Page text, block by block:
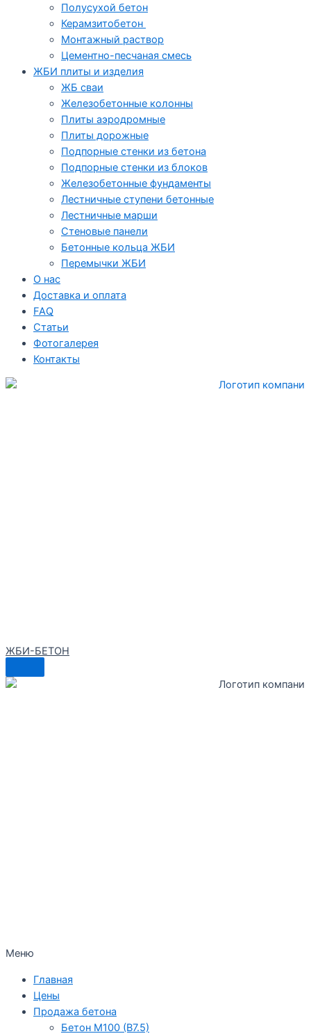
Полусухой бетон
Керамзитобетон
Монтажный раствор
Цементно-песчаная смесь
ЖБИ плиты и изделия
ЖБ сваи
Железобетонные колонны
Плиты аэродромные
Плиты дорожные
Подпорные стенки из бетона
Подпорные стенки из блоков
Железобетонные фундаменты
Лестничные ступени бетонные
Лестничные марши
Стеновые панели
Бетонные кольца ЖБИ
Перемычки ЖБИ
О нас
Доставка и оплата
FAQ
Статьи
Фотогалерея
Контакты
ЖБИ-БЕТОН
Меню
Главная
Цены
Продажа бетона
Бетон М100 (В7.5)